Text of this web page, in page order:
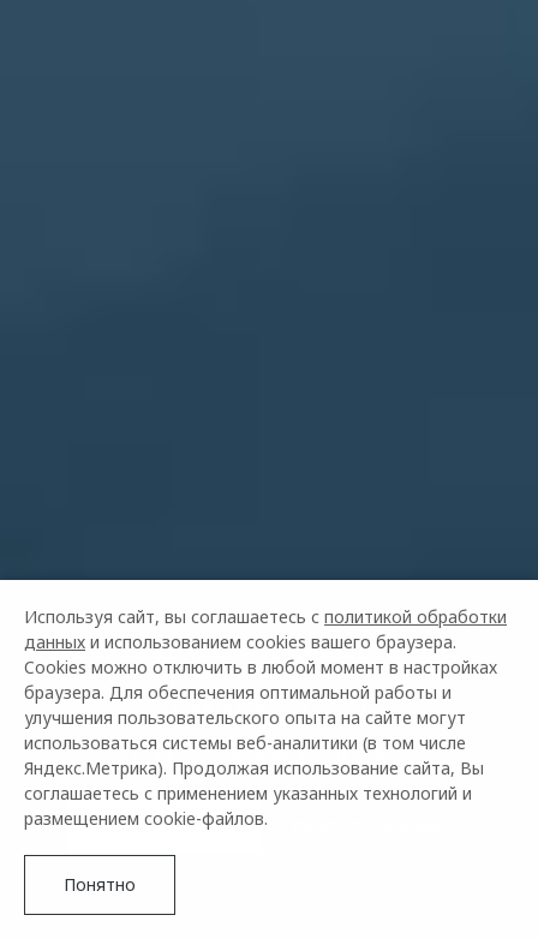
OMODA C7
ОТ 2 739 000 ₽²
Купить в кредит
Используя сайт, вы соглашаетесь с политикой обработки
данных и использованием cookies вашего браузера.
Cookies можно отключить в любой момент в настройках
браузера. Для обеспечения оптимальной работы и
улучшения пользовательского опыта на сайте могут
использоваться системы веб-аналитики (в том числе
Яндекс.Метрика). Продолжая использование сайта, Вы
соглашаетесь с применением указанных технологий и
размещением cookie-файлов.
Понятно